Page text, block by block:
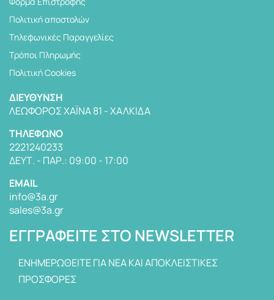
Πολιτική αποστολών
Tηλεφωνικές Παραγγελίες
Τρόποι Πληρωμής
Πολιτική Cookies
ΔΙΕΎΘΥΝΣΗ
ΛΕΩΦΌΡΟΣ ΧΑΪΝΆ 81 - ΧΑΛΚΊΔΑ
TΗΛΈΦΩΝΟ
2221240233
ΔΕΥΤ. - ΠΑΡ.: 09:00 - 17:00
EMAIL
info@3a.gr
sales@3a.gr
ΕΓΓΡΑΦΕΊΤΕ ΣΤΟ NEWSLETTER
ΕΝΗΜΕΡΩΘΕΙΤΕ ΓΙΑ ΝΕΑ ΚΑΙ ΑΠΟΚΛΕΙΣΤΙΚΕΣ
ΠΡΟΣΦΟΡΕΣ